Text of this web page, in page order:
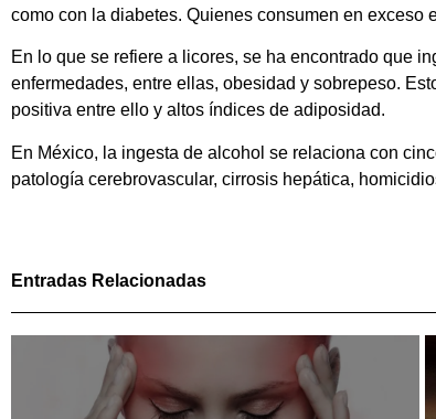
como con la diabetes. Quienes consumen en exceso
En lo que se refiere a licores, se ha encontrado que
enfermedades, entre ellas, obesidad y sobrepeso.
positiva entre ello y altos índices de adiposidad.
En México, la ingesta de alcohol se relaciona con
patología cerebrovascular, cirrosis hepática,
Entradas Relacionadas